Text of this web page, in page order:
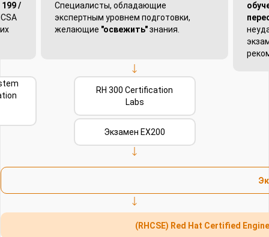
199 /
Специалисты, обладающие
экспертным уровнем подготовки,
желающие "освежить"знания.
RH 300 Certification
Labs
Экзамен EX200
(RHCSE) Red Hat Certified